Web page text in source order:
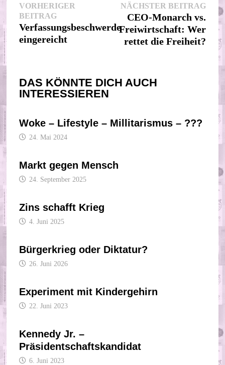
Beitragsnavigation
VORHERIGER
BEITRAGVorheriger
Beitrag:
Verfassungsbeschwerde
eingereicht
NÄCHSTER BEITRAG
CEO-Monarch vs.
Freiwirtschaft: Wer
rettet die Freiheit?
DAS KÖNNTE DICH AUCH
INTERESSIEREN
Woke – Lifestyle – Millitarismus – ???
24. Mai 2024
Markt gegen Mensch
24. September 2025
Zins schafft Krieg
4. Juni 2025
Bürgerkrieg oder Diktatur?
26. Juni 2026
Experiment mit Kindergehirn
22. Juni 2023
Kennedy Jr. –
Präsidentschaftskandidat
6. Juni 2023